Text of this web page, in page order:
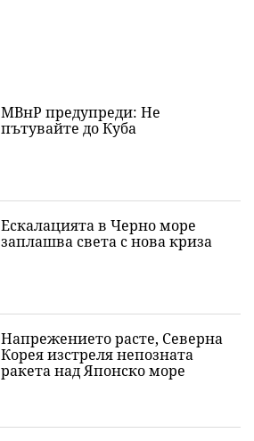
МВнР предупреди: Не
пътувайте до Куба
Ескалацията в Черно море
заплашва света с нова криза
Напрежението расте, Северна
Корея изстреля непозната
ракета над Японско море